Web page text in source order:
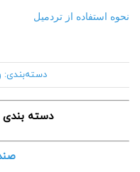
نحوه استفاده از تردمیل
دسته‌بندی:
دسته بندی